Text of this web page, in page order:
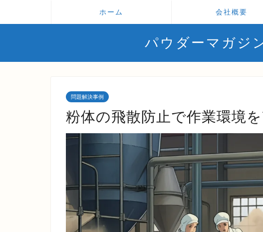
ホーム 会社概要
パウダーマガ
問題解決事例
粉体の飛散防止で作業環境